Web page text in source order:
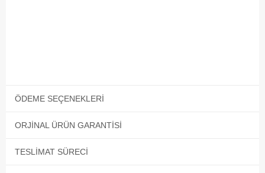
ÖDEME SEÇENEKLERI
ORJINAL ÜRÜN GARANTISI
TESLIMAT SÜRECI